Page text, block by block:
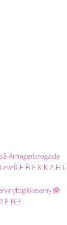
E B E